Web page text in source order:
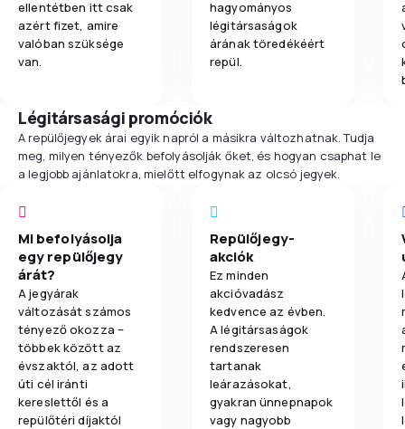
ellentétben itt csak
azért fizet, amire
valóban szüksége
van.
hagyományos
légitársaságok
árának töredékéért
repül.
Légitársasági promóciók
A repülőjegyek árai egyik napról a másikra változhatnak. Tudja
meg, milyen tényezők befolyásolják őket, és hogyan csaphat le
a legjobb ajánlatokra, mielőtt elfogynak az olcsó jegyek.
Mi befolyásolja
egy repülőjegy
árát?
A jegyárak
változását számos
tényező okozza –
többek között az
évszaktól, az adott
úti cél iránti
kereslettől és a
repülőtéri díjaktól
Repülőjegy-
akciók
Ez minden
akcióvadász
kedvence az évben.
A légitársaságok
rendszeresen
tartanak
leárazásokat,
gyakran ünnepnapok
vagy nagyobb